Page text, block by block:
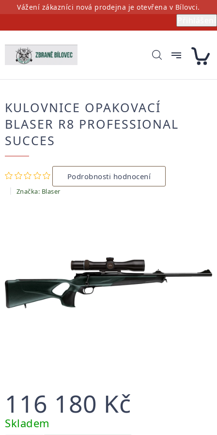
PřejítVážení zákazníci nová prodejna je otevřena v Bílovci.
KULOVNICE OPAKOVACÍ
BLASER R8 PROFESSIONAL
SUCCES
Průměrné
hodnocení
produktu
je
Podrobnosti hodnocení
Značka: Blaser
116 180 Kč
Měrná
Skladem